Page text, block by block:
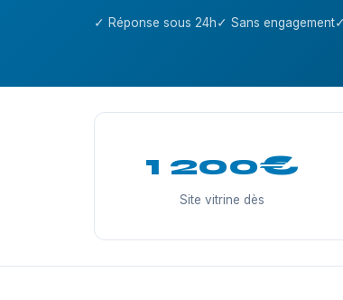
✓ Réponse sous 24h✓ Sans engagement
1 200€
Site vitrine dès